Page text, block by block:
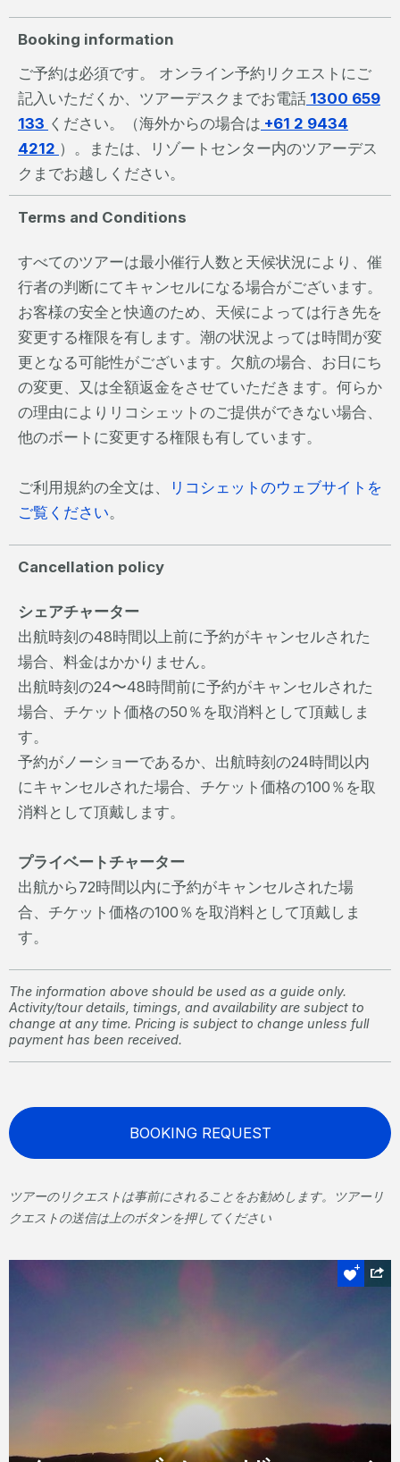
Booking information
ご予約は必須です。 オンライン予約リクエストにご
記入いただくか、ツアーデスクまでお電話 1300 659
133 ください。（海外からの場合は +61 2 9434
4212 ）。または、リゾートセンター内のツアーデス
クまでお越しください。
Terms and Conditions
すべてのツアーは最小催行人数と天候状況により、催
行者の判断にてキャンセルになる場合がございます。
お客様の安全と快適のため、天候によっては行き先を
変更する権限を有します。潮の状況よっては時間が変
更となる可能性がございます。欠航の場合、お日にち
の変更、又は全額返金をさせていただきます。何らか
の理由によりリコシェットのご提供ができない場合、
他のボートに変更する権限も有しています。
ご利用規約の全文は、
リコシェットのウェブサイトを
ご覧ください。
Cancellation policy
シェアチャーター
出航時刻の48時間以上前に予約がキャンセルされた
場合、料金はかかりません。
出航時刻の24〜48時間前に予約がキャンセルされた
場合、チケット価格の50％を取消料として頂戴しま
す。
予約がノーショーであるか、出航時刻の24時間以内
にキャンセルされた場合、チケット価格の100％を取
消料として頂戴します。
プライベートチャーター
出航から72時間以内に予約がキャンセルされた場
合、チケット価格の100％を取消料として頂戴しま
す。
The information above should be used as a guide only.
Activity/tour details, timings, and availability are subject to
change at any time. Pricing is subject to change unless full
payment has been received.
BOOKING REQUEST
ツアーのリクエストは事前にされることをお勧めします。ツアーリ
クエストの送信は上のボタンを押してください
クルーズオンザエッ